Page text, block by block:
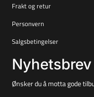
Frakt og retur
Personvern
Salgsbetingelser
Nyhetsbrev
Ønsker du å motta gode